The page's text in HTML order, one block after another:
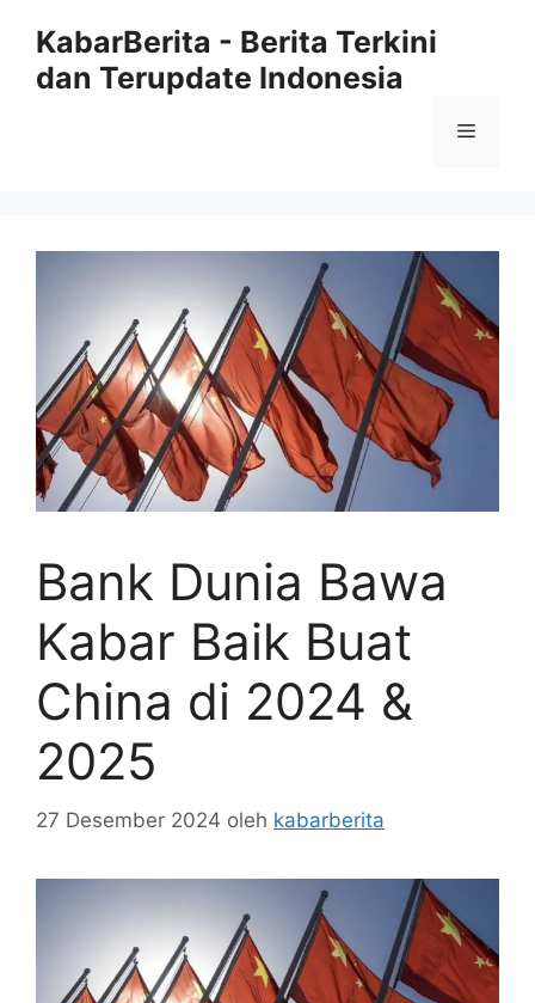
KabarBerita - Berita Terkini
dan Terupdate Indonesia
Menu
Bank Dunia Bawa
Kabar Baik Buat
China di 2024 &
2025
27 Desember 2024 oleh kabarberita